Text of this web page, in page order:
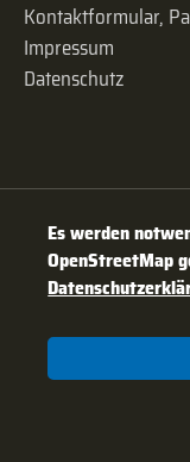
Kontaktformular,
Impressum
Datenschutz
Es werden
OpenStreetMap